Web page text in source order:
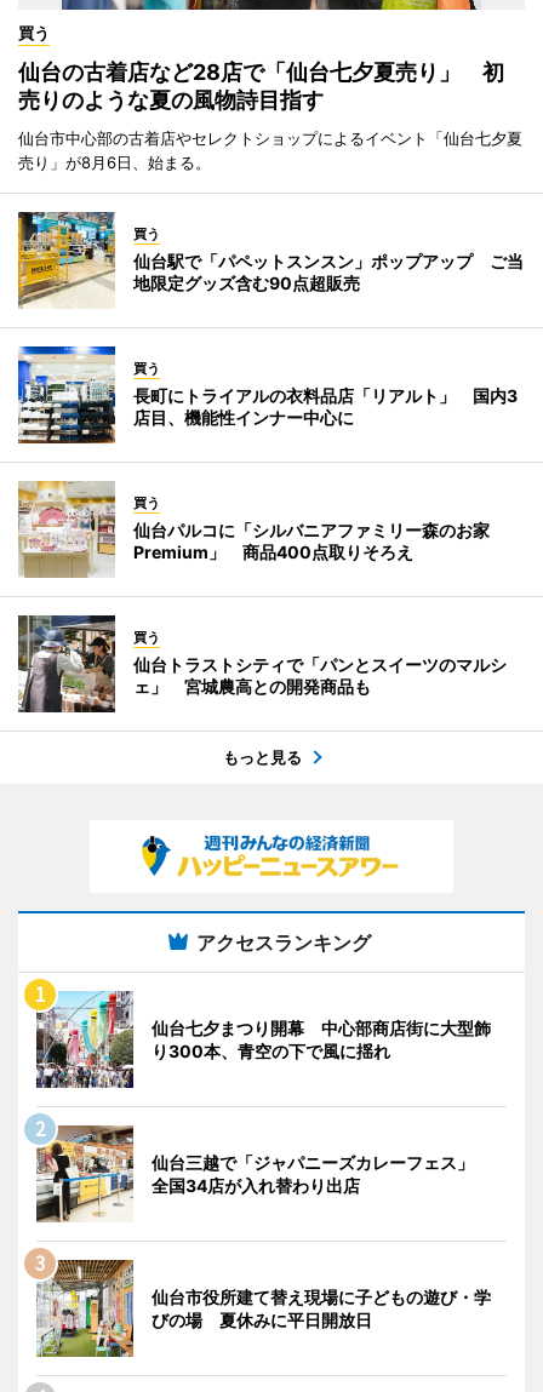
買う
仙台の古着店など28店で「仙台七夕夏売り」 初
売りのような夏の風物詩目指す
仙台市中心部の古着店やセレクトショップによるイベント「仙台七夕夏
売り」が8月6日、始まる。
買う
仙台駅で「パペットスンスン」ポップアップ ご当
地限定グッズ含む90点超販売
買う
長町にトライアルの衣料品店「リアルト」 国内3
店目、機能性インナー中心に
買う
仙台パルコに「シルバニアファミリー森のお家
Premium」 商品400点取りそろえ
買う
仙台トラストシティで「パンとスイーツのマルシ
ェ」 宮城農高との開発商品も
もっと見る
アクセスランキング
仙台七夕まつり開幕 中心部商店街に大型飾
り300本、青空の下で風に揺れ
仙台三越で「ジャパニーズカレーフェス」
全国34店が入れ替わり出店
仙台市役所建て替え現場に子どもの遊び・学
びの場 夏休みに平日開放日